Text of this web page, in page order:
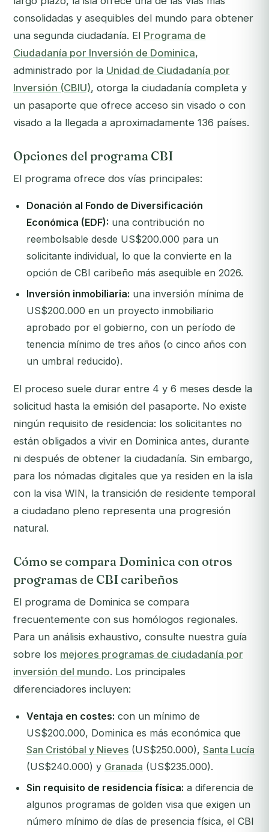
consolidadas y asequibles del mundo para obtener
una segunda ciudadanía. El Programa de
Ciudadanía por Inversión de Dominica,
administrado por la Unidad de Ciudadanía por
Inversión (CBIU), otorga la ciudadanía completa y
un pasaporte que ofrece acceso sin visado o con
visado a la llegada a aproximadamente 136 países.
Opciones del programa CBI
El programa ofrece dos vías principales:
Donación al Fondo de Diversificación
Económica (EDF): una contribución no
reembolsable desde US$200.000 para un
solicitante individual, lo que la convierte en la
opción de CBI caribeño más asequible en 2026.
Inversión inmobiliaria: una inversión mínima de
US$200.000 en un proyecto inmobiliario
aprobado por el gobierno, con un período de
tenencia mínimo de tres años (o cinco años con
un umbral reducido).
El proceso suele durar entre 4 y 6 meses desde la
solicitud hasta la emisión del pasaporte. No existe
ningún requisito de residencia: los solicitantes no
están obligados a vivir en Dominica antes, durante
ni después de obtener la ciudadanía. Sin embargo,
para los nómadas digitales que ya residen en la isla
con la visa WIN, la transición de residente temporal
a ciudadano pleno representa una progresión
natural.
Cómo se compara Dominica con otros
programas de CBI caribeños
El programa de Dominica se compara
frecuentemente con sus homólogos regionales.
Para un análisis exhaustivo, consulte nuestra guía
sobre los mejores programas de ciudadanía por
inversión del mundo. Los principales
diferenciadores incluyen:
Ventaja en costes: con un mínimo de
US$200.000, Dominica es más económica que
San Cristóbal y Nieves (US$250.000), Santa Lucía
(US$240.000) y Granada (US$235.000).
Sin requisito de residencia física: a diferencia de
algunos programas de golden visa que exigen un
número mínimo de días de presencia física, el CBI